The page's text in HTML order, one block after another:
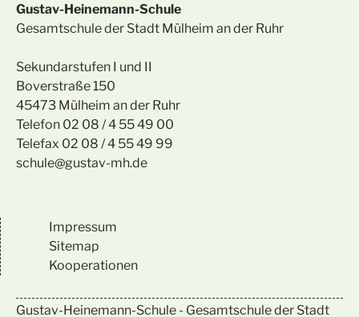
Gustav-Heinemann-Schule
Gesamtschule der Stadt Mülheim an der Ruhr
Sekundarstufen I und II
Boverstraße 150
45473 Mülheim an der Ruhr
Telefon 02 08 / 4 55 49 00
Telefax 02 08 / 4 55 49 99
schule@gustav-mh.de
Impressum
Sitemap
Kooperationen
Gustav-Heinemann-Schule - Gesamtschule der Stadt